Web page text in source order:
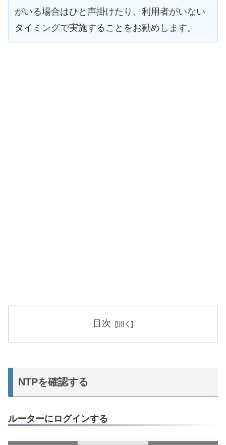
がいる場合はひと声掛けたり、利用者がいない
タイミングで実施することをお勧めします。
目次
NTPを確認する
ルーターにログインする